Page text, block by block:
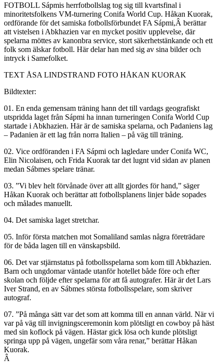
FOTBOLL Sápmis herrfotbollslag tog sig till kvartsfinal i
minoritetsfolkens VM-turnering Conifa World Cup. Håkan Kuorak,
ordförande för det samiska fotbollsförbundet FA Sápmi,Â berättar
att vistelsen i Abkhazien var en mycket positiv upplevelse, där
spelarna möttes av kanonbra service, stort säkerhetstänkande och ett
folk som älskar fotboll. Här delar han med sig av sina bilder och
intryck i Samefolket.
TEXT ÅSA LINDSTRAND FOTO HÅKAN KUORAK
Bildtexter:
01. En enda gemensam träning hann det till vardags geografiskt
utspridda laget från Sápmi ha innan turneringen Conifa World Cup
startade i Abkhazien. Här är de samiska spelarna, och Padaniens lag
– Padanien är ett lag från norra Italien – på väg till träning.
02. Vice ordföranden i FA Sápmi och lagledare under Conifa WC,
Elin Nicolaisen, och Frida Kuorak tar det lugnt vid sidan av planen
medan Sábmes spelare tränar.
03. ”Vi blev helt förvånade över att allt gjordes för hand,” säger
Håkan Kuorak och berättar att fotbollsplanens linjer både sopades
och målades manuellt.
04. Det samiska laget stretchar.
05. Inför första matchen mot Somaliland samlas några företrädare
för de båda lagen till en vänskapsbild.
06. Det var stjärnstatus på fotbollsspelarna som kom till Abkhazien.
Barn och ungdomar väntade utanför hotellet både före och efter
skolan och följde efter spelarna för att få autografer. Här är det Lars
Iver Strand, en av Sábmes största fotbollsspelare, som skriver
autograf.
07. ”På många sätt var det som att komma till en annan värld. När vi
var på väg till invigningsceremonin kom plötsligt en cowboy på häst
med sin koflock på vägen. Hästar gick lösa och kunde plötsligt
springa upp på vägen, ungefär som våra renar,” berättar Håkan
Kuorak.
Â